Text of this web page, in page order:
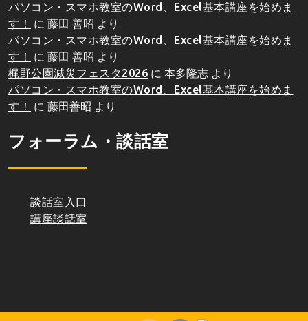
パソコン・スマホ教室のWord、Excel基本講座を始めま
す！
に 藤田 善昭 より
パソコン・スマホ教室のWord、Excel基本講座を始めま
す！
に 藤田 善昭 より
梶野公園減災フェスタ2026 に 本多隆志 より
パソコン・スマホ教室のWord、Excel基本講座を始めま
す！
に 藤田善昭 より
フォーラム・談話室
談話室入口
講座談話室